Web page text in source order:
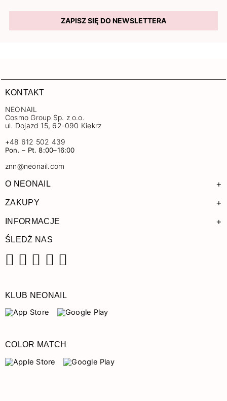
ZAPISZ SIĘ DO NEWSLETTERA
KONTAKT
NEONAIL
Cosmo Group Sp. z o.o.
ul. Dojazd 15, 62-090 Kiekrz
+48 612 502 439
Pon. – Pt. 8:00–16:00
znn@neonail.com
O NEONAIL +
ZAKUPY +
INFORMACJE +
ŚLEDŹ NAS
KLUB NEONAIL
COLOR MATCH